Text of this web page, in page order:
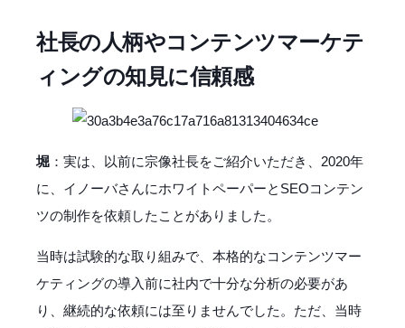
社長の人柄やコンテンツマーケテ
ィングの知見に信頼感
堀 ：実は、以前に宗像社長をご紹介いただき、2020年
に、イノーバさんにホワイトペーパーとSEOコンテン
ツの制作を依頼したことがありました。
当時は試験的な取り組みで、本格的なコンテンツマー
ケティングの導入前に社内で十分な分析の必要があ
り、継続的な依頼には至りませんでした。ただ、当時